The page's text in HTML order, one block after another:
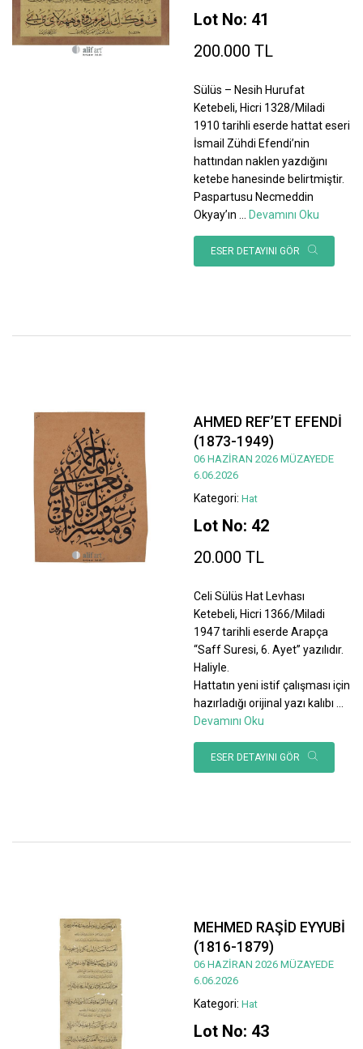
Lot No: 41
200.000 TL
Sülüs – Nesih Hurufat
Ketebeli, Hicri 1328/Miladi
1910 tarihli eserde hattat eseri
İsmail Zühdi Efendi’nin
hattından naklen yazdığını
ketebe hanesinde belirtmiştir.
Paspartusu Necmeddin
Okyay’ın
Devamını Oku
ESER DETAYINI GÖR
AHMED REF’ET EFENDİ
(1873-1949)
06 HAZİRAN 2026 MÜZAYEDE
6.06.2026
Kategori: Hat
Lot No: 42
20.000 TL
Celi Sülüs Hat Levhası
Ketebeli, Hicri 1366/Miladi
1947 tarihli eserde Arapça
“Saff Suresi, 6. Ayet” yazılıdır.
Haliyle.
Hattatın yeni istif çalışması için
hazırladığı orijinal yazı kalıbı
Devamını Oku
ESER DETAYINI GÖR
MEHMED RAŞİD EYYUBİ
(1816-1879)
06 HAZİRAN 2026 MÜZAYEDE
6.06.2026
Kategori: Hat
Lot No: 43